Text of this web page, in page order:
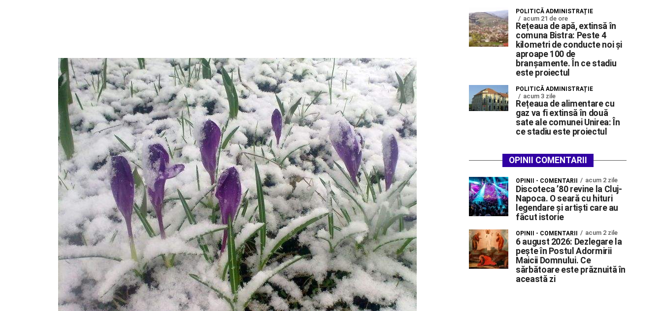
POLITICĂ ADMINISTRAȚIE
acum 21 de ore
Rețeaua de apă, extinsă în
comuna Bistra: Peste 4
kilometri de conducte noi și
aproape 100 de
branșamente. În ce stadiu
este proiectul
POLITICĂ ADMINISTRAȚIE
acum 3 zile
Rețeaua de alimentare cu
gaz va fi extinsă în două
sate ale comunei Unirea: În
ce stadiu este proiectul
OPINII COMENTARII
OPINII - COMENTARII acum 2 zile
Discoteca ’80 revine la Cluj-
Napoca. O seară cu hituri
legendare și artiști care au
făcut istorie
OPINII - COMENTARII acum 2 zile
6 august 2026: Dezlegare la
pește în Postul Adormirii
Maicii Domnului. Ce
sărbătoare este prăznuită în
această zi